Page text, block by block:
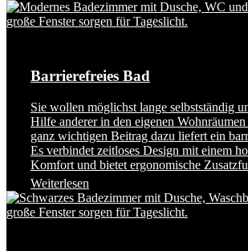
Barrierefreies Bad
Sie wollen möglichst lange selbstständig
Hilfe anderer in den eigenen
ganz wichtigen Beitrag dazu liefert ein
Es verbindet zeitloses Design mit einem
Komfort und bietet ergonomische
Weiterlesen